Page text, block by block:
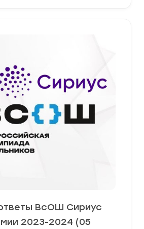
ВсОШ Сириус
2023-2024 (05